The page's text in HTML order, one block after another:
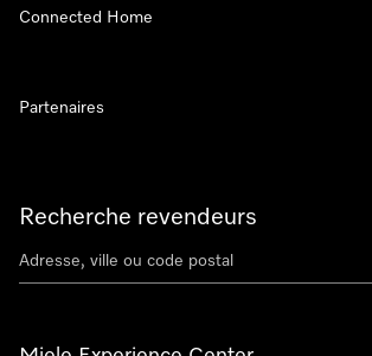
Recherche revendeurs
Connected Home
Partenaires